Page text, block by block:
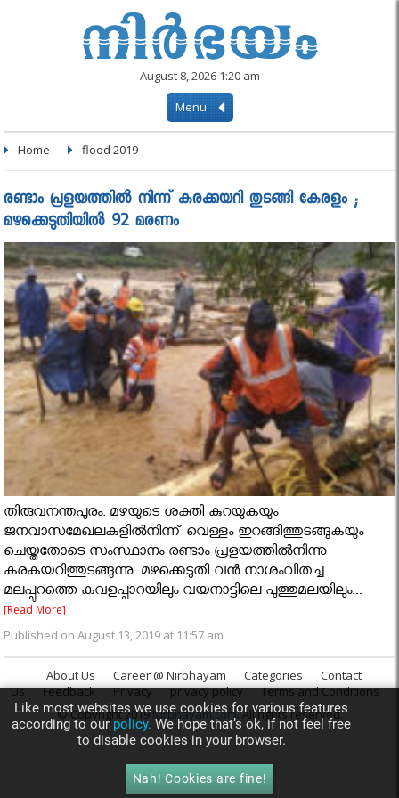
August 8, 2026 1:20 am
Menu
Home flood 2019
രണ്ടാം പ്രളയത്തിൽ നിന്ന് കരക്കയറി തുടങ്ങി കേരളം ;
മഴക്കെടുതിയിൽ 92 മരണം
തിരുവനന്തപുരം: മഴയുടെ ശക്തി കുറയുകയും
ജനവാസമേഖലകളിൽനിന്ന് വെള്ളം ഇറങ്ങിത്തുടങ്ങുകയും
ചെയ്തതോടെ സംസ്ഥാനം രണ്ടാം പ്രളയത്തിൽനിന്നു
കരകയറിത്തുടങ്ങുന്നു. മഴക്കെടുതി വൻ നാശംവിതച്ച
മലപ്പുറത്തെ കവളപ്പാറയിലും വയനാട്ടിലെ പുത്തുമലയിലും...
[Read More]
Published on August 13, 2019 at 11:57 am
About Us Career @ Nirbhayam Categories
Contact
Us
Feedback Privacy privacy policy
Terms and Conditions
© Copyright 2019Nirbhayam.com. All rights reserved.
Like most websites we use cookies for various features
according to ourpolicy.We hope that’s ok, if not feel free
to disable cookies in your browser.
Nah! Cookies are fine!